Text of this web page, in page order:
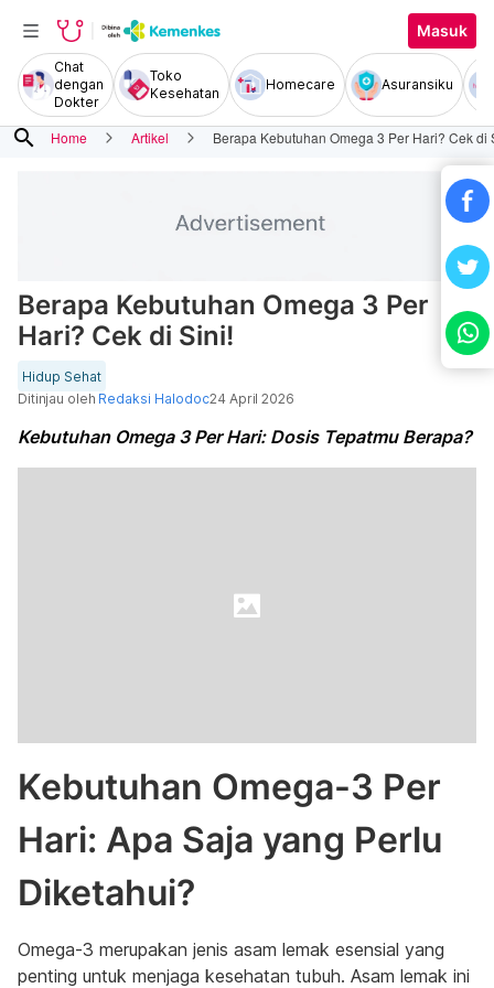
Masuk
Chat
dengan
Dokter
Toko
Kesehatan
Homecare Asuransiku
search Home Artikel Berapa Kebutuhan Omega 3 Per Hari? Cek di
Berapa Kebutuhan Omega 3 Per
Hari? Cek di Sini!
Hidup Sehat
Ditinjau oleh Redaksi Halodoc24 April 2026
Kebutuhan Omega 3 Per Hari: Dosis Tepatmu Berapa?
Kebutuhan Omega-3 Per
Hari: Apa Saja yang Perlu
Diketahui?
Omega-3 merupakan jenis asam lemak esensial yang
penting untuk menjaga kesehatan tubuh. Asam lemak ini